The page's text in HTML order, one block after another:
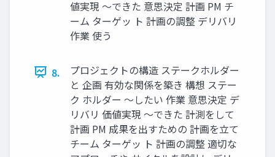
値実現 〜できた 意思決定 計画 PM チ
ーム ターゲッ ト 計画の調整 デリバリ
作業 使う
8.
プロジェクトの構造 ステークホルダー
と 企画 有効な関係を築き 構想 ステー
ク ホルダー 〜したい 作業 意思決定 デ
リバリ 価値実現 〜できた 計測をして
計画 PM 成果を出すための 計画を立て
チーム ターゲッ ト 計画の調整 適切な